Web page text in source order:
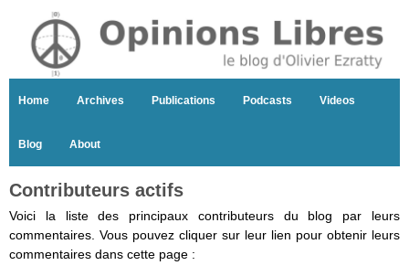
Home Archives Publications Podcasts Videos
Blog About
Contributeurs actifs
Voici la liste des principaux contributeurs du blog par leurs
commentaires. Vous pouvez cliquer sur leur lien pour obtenir leurs
commentaires dans cette page :